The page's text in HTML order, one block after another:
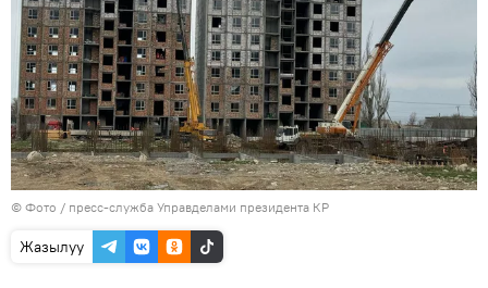
© Фото / пресс-служба Управделами президента КР
Жазылуу